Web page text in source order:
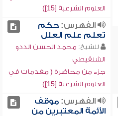
العلوم الشرعية [15])
الفهرس:حكم
تعلم علم العلل
للشيخ: محمد الحسن الددو
الشنقيطي
جزء من محاضرة ( مقدمات في
العلوم الشرعية [15])
الفهرس:موقف
الأئمة المعتبرين من